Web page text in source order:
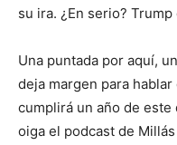
su ira. ¿En serio?
Una puntada por aquí,
deja margen para
cumplirá un año de
oiga el podcast de